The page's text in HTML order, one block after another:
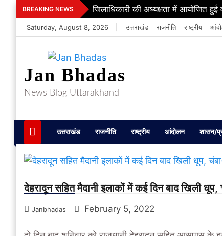
Skip
to
content
BREAKING NEWS जिलाधिकारी की अध्यक्षता में आयोजित
Saturday, August 8, 2026 उत्तराखंड राजनीति राष्ट्रीय
Jan Bhadas
News Blog Uttarakhand
उत्तराखंड राजनीति राष्ट्रीय आंदोलन शासन/
देहरादून सहित मैदानी इलाकों में कई दिन बाद खिली धूप,
Janbhadas February 5, 2022